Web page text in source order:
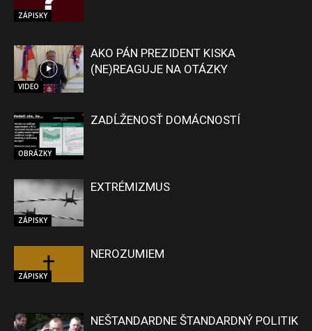
ZÁPISKY
VIDEO
AKO PÁN PREZIDENT KISKA
(NE)REAGUJE NA OTÁZKY
OBRÁZKY
ZADĹŽENOSŤ DOMÁCNOSTÍ
ZÁPISKY
EXTRÉMIZMUS
ZÁPISKY
NEROZUMIEM
NEŠTANDARDNE ŠTANDARDNÝ POLITIK